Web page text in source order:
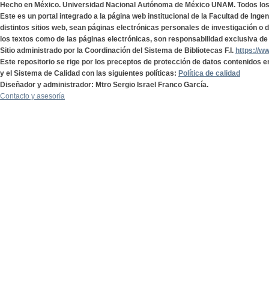
Hecho en México. Universidad Nacional Autónoma de México UNAM. Todos
Este es un portal integrado a la página web institucional de la Facultad de
distintos sitios web, sean páginas electrónicas personales de investigación o
los textos como de las páginas electrónicas, son responsabilidad exclusiva
Sitio administrado por la Coordinación del Sistema de Bibliotecas F.I. https://
Este repositorio se rige por los preceptos de protección de datos contenidos
y el Sistema de Calidad con las siguientes políticas: Política de calidad
Diseñador y administrador: Mtro Sergio Israel Franco García.
Contacto y asesoría